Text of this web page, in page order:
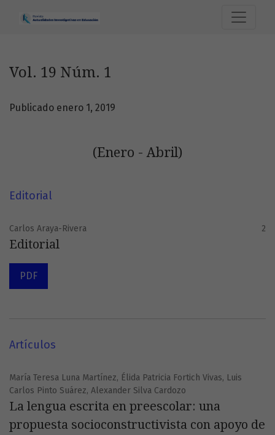
Vol. 19 Núm. 1
Publicado enero 1, 2019
(Enero - Abril)
Editorial
Carlos Araya-Rivera 2
Editorial
PDF
Artículos
María Teresa Luna Martínez, Élida Patricia Fortich Vivas, Luis
Carlos Pinto Suárez, Alexander Silva Cardozo
La lengua escrita en preescolar: una
propuesta socioconstructivista con apoyo de